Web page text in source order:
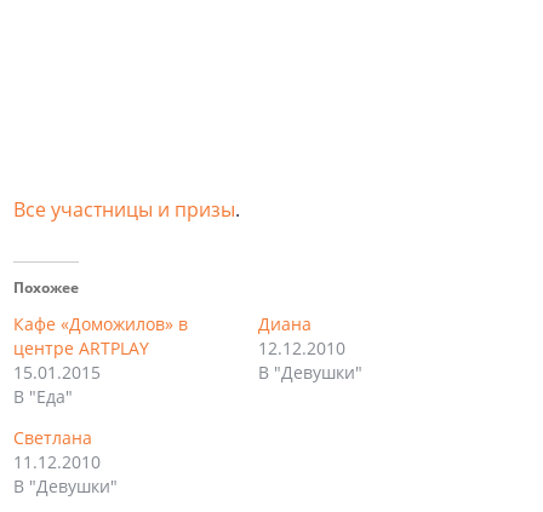
Все участницы и призы.
Похожее
Кафе «Доможилов» в
центре ARTPLAY
15.01.2015
В "Еда"
Диана
12.12.2010
В "Девушки"
Светлана
11.12.2010
В "Девушки"